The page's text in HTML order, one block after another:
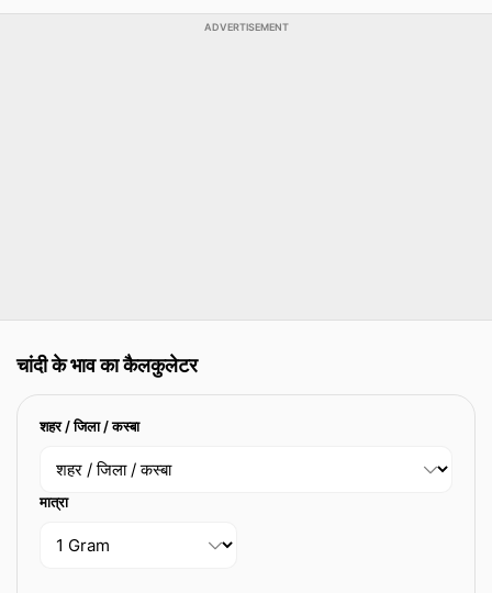
ADVERTISEMENT
चांदी के भाव का कैलकुलेटर
शहर / जिला / कस्बा
मात्रा